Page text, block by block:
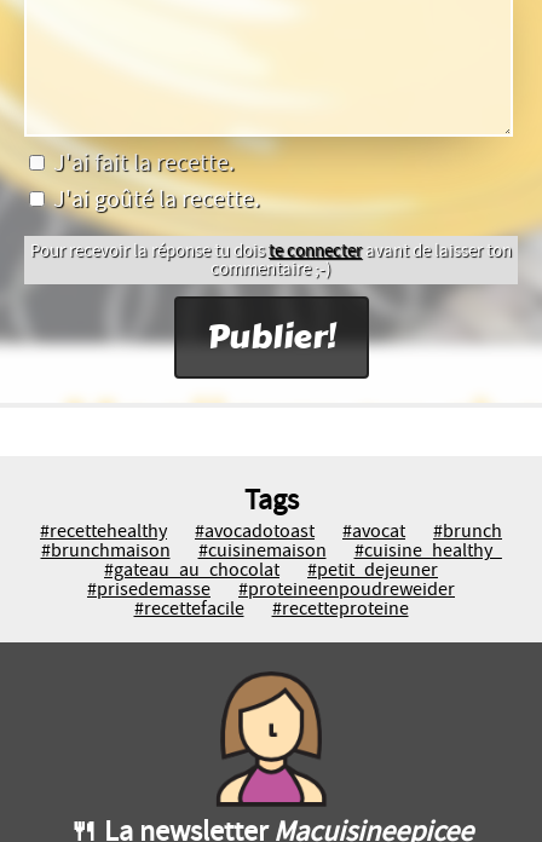
J'ai fait la recette.
J'ai goûté la recette.
Pour recevoir la réponse tu doiste connecteravant de laisser ton
commentaire ;-)
Tags
#recettehealthy #avocadotoast #avocat
#brunch
#brunchmaison
#cuisinemaison
#cuisine_healthy_
#gateau_au_chocolat
#petit_dejeuner
#prisedemasse
#proteineenpoudreweider
#recettefacile
#recetteproteine
🍴 La newsletter Macuisineepicee